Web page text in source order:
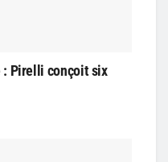
: Pirelli conçoit six